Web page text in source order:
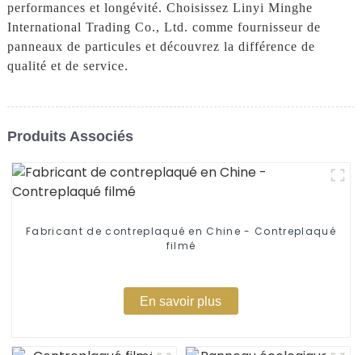
performances et longévité. Choisissez Linyi Minghe
International Trading Co., Ltd. comme fournisseur de
panneaux de particules et découvrez la différence de
qualité et de service.
Produits Associés
Fabricant de contreplaqué en Chine - Contreplaqué
filmé
En savoir plus